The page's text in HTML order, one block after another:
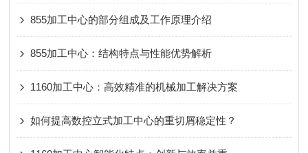
855加工中心的部分组成及工作原理介绍
855加工中心：结构特点与性能优势解析
1160加工中心：高效精准的机械加工解决方案
如何提高数控立式加工中心的重切屑稳定性？